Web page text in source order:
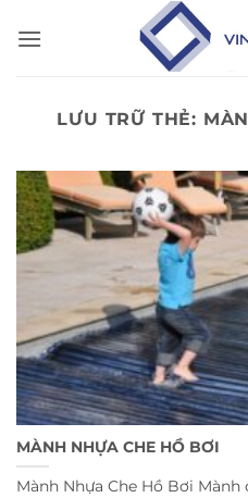
qua
LƯU TRỮ THẺ:
MÀNH NHỰA CHE HỒ BƠI
Mành Nhựa Che Hồ Bơi